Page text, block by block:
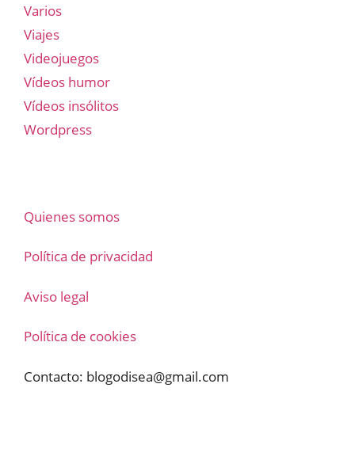
Varios
Viajes
Videojuegos
Vídeos humor
Vídeos insólitos
Wordpress
Quienes somos
Política de privacidad
Aviso legal
Política de cookies
Contacto: blogodisea@gmail.com